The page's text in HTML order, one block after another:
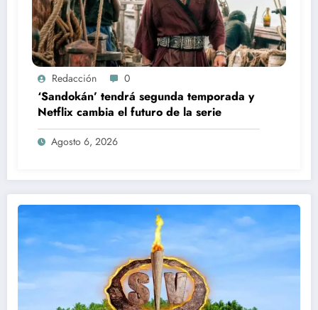
Redacción 0
‘Sandokán’ tendrá segunda temporada y
Netflix cambia el futuro de la serie
Agosto 6, 2026